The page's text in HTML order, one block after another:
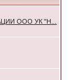
ООО УК "Н...